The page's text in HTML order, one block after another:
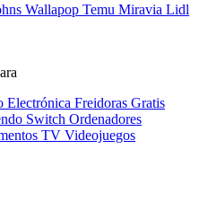
Wallapop Temu Miravia Lidl
Electrónica Freidoras Gratis
Switch Ordenadores
TV Videojuegos